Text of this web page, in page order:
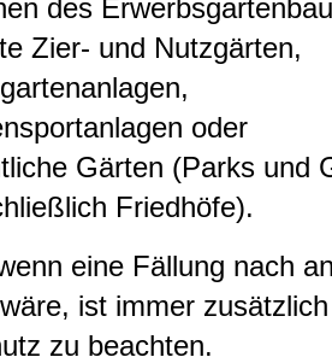
des
Zier- und Nutzgärten,
oder
Gärten (Parks und
Friedhöfe).
eine Fällung nach
ist immer
zu beachten.